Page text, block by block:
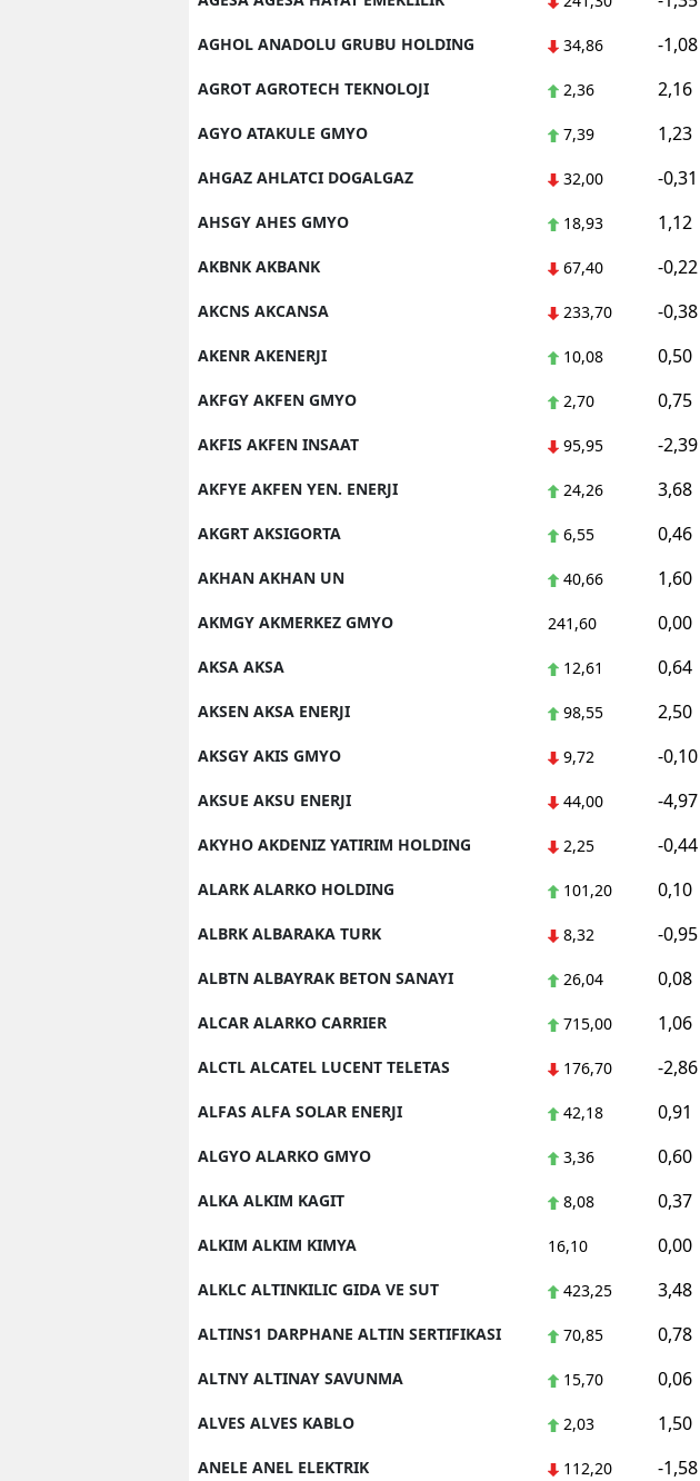
AGHOL ANADOLU GRUBU HOLDING 34,86 -1,08
AGROT AGROTECH TEKNOLOJI 2,36 2,16
AGYO ATAKULE GMYO 7,39 1,23
AHGAZ AHLATCI DOGALGAZ 32,00 -0,31
AHSGY AHES GMYO 18,93 1,12
AKBNK AKBANK 67,40 -0,22
AKCNS AKCANSA 233,70 -0,38
AKENR AKENERJI 10,08 0,50
AKFGY AKFEN GMYO 2,70 0,75
AKFIS AKFEN INSAAT 95,95 -2,39
AKFYE AKFEN YEN. ENERJI 24,26 3,68
AKGRT AKSIGORTA 6,55 0,46
AKHAN AKHAN UN 40,66 1,60
AKMGY AKMERKEZ GMYO 241,60 0,00
AKSA AKSA 12,61 0,64
AKSEN AKSA ENERJI 98,55 2,50
AKSGY AKIS GMYO 9,72 -0,10
AKSUE AKSU ENERJI 44,00 -4,97
AKYHO AKDENIZ YATIRIM HOLDING 2,25 -0,44
ALARK ALARKO HOLDING 101,20 0,10
ALBRK ALBARAKA TURK 8,32 -0,95
ALBTN ALBAYRAK BETON SANAYI 26,04 0,08
ALCAR ALARKO CARRIER 715,00 1,06
ALCTL ALCATEL LUCENT TELETAS 176,70 -2,86
ALFAS ALFA SOLAR ENERJI 42,18 0,91
ALGYO ALARKO GMYO 3,36 0,60
ALKA ALKIM KAGIT 8,08 0,37
ALKIM ALKIM KIMYA 16,10 0,00
ALKLC ALTINKILIC GIDA VE SUT 423,25 3,48
ALTINS1 DARPHANE ALTIN SERTIFIKASI 70,85 0,78
ALTNY ALTINAY SAVUNMA 15,70 0,06
ALVES ALVES KABLO 2,03 1,50
ANELE ANEL ELEKTRIK 112,20 -1,58